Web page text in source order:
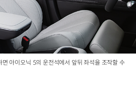
아이오닉 5의 운전석에서 앞뒤 좌석을 조작할 수